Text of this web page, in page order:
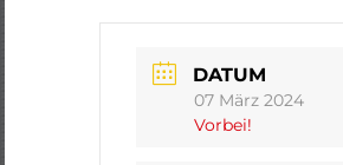
DATUM
07 März 2024
Vorbei!